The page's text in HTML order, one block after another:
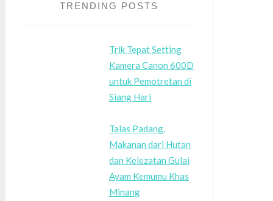
TRENDING POSTS
Trik Tepat Setting
Kamera Canon 600D
untuk Pemotretan di
Siang Hari
Talas Padang,
Makanan dari Hutan
dan Kelezatan Gulai
Ayam Kemumu Khas
Minang